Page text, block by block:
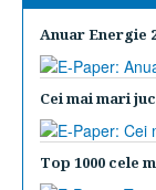
Anuar Energie
Cei mai mari
Top 1000 cele